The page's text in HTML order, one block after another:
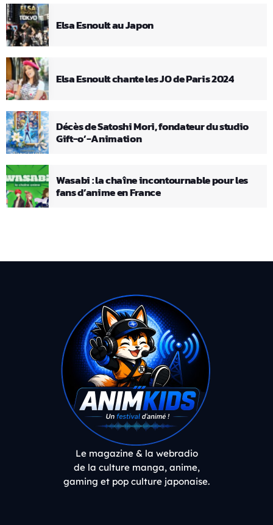
Elsa Esnoult au Japon
Elsa Esnoult chante les JO de Paris 2024
Décès de Satoshi Mori, fondateur du studio
Gift-o’-Animation
Wasabi : la chaîne incontournable pour les
fans d’anime en France
Le magazine & la webradio
de la culture manga, anime,
gaming et pop culture japonaise.